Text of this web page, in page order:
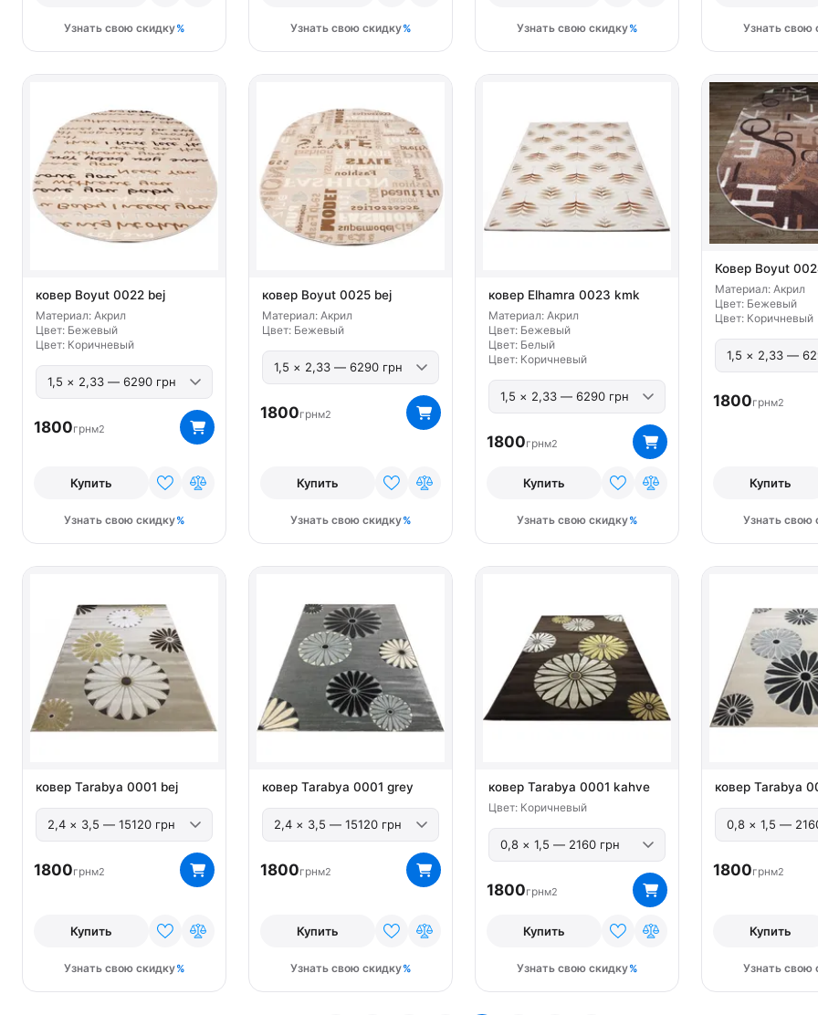
Узнать свою скидку Узнать свою скидку Узнать свою скидку Узнать свою
ковер Boyut 0022 bej
Материал: Акрил
Цвет: Бежевый
Цвет: Коричневый
1800грнм2
Купить
Узнать свою скидку
ковер Boyut 0025 bej
Материал: Акрил
Цвет: Бежевый
1800грнм2
Купить
Узнать свою скидку
ковер Elhamra 0023 kmk
Материал: Акрил
Цвет: Бежевый
Цвет: Белый
Цвет: Коричневый
1800грнм2
Купить
Узнать свою скидку
Ковер Boyut
Материал: Акрил
Цвет: Бежевый
Цвет: Коричневый
1800грнм2
Купить
Узнать свою
ковер Tarabya 0001 bej
1800грнм2
Купить
Узнать свою скидку
ковер Tarabya 0001 grey
1800грнм2
Купить
Узнать свою скидку
ковер Tarabya 0001 kahve
Цвет: Коричневый
1800грнм2
Купить
Узнать свою скидку
ковер Tarabya
1800грнм2
Купить
Узнать свою